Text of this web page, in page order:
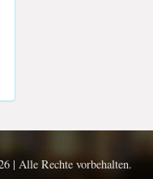
| Alle Rechte vorbehalten.